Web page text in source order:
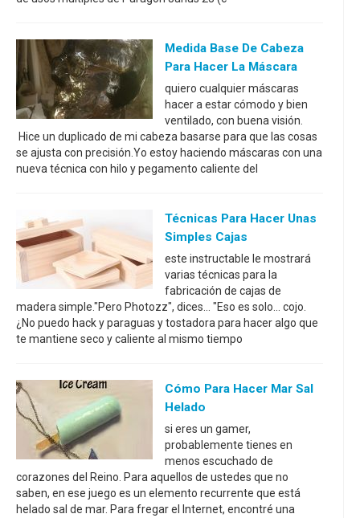
Medida Base De Cabeza
Para Hacer La Máscara
quiero cualquier máscaras
hacer a estar cómodo y bien
ventilado, con buena visión.
Hice un duplicado de mi cabeza basarse para que las cosas
se ajusta con precisión.Yo estoy haciendo máscaras con una
nueva técnica con hilo y pegamento caliente del
Técnicas Para Hacer Unas
Simples Cajas
este instructable le mostrará
varias técnicas para la
fabricación de cajas de
madera simple."Pero Photozz", dices... "Eso es solo... cojo.
¿No puedo hack y paraguas y tostadora para hacer algo que
te mantiene seco y caliente al mismo tiempo
Cómo Para Hacer Mar Sal
Helado
si eres un gamer,
probablemente tienes en
menos escuchado de
corazones del Reino. Para aquellos de ustedes que no
saben, en ese juego es un elemento recurrente que está
helado sal de mar. Para fregar el Internet, encontré una